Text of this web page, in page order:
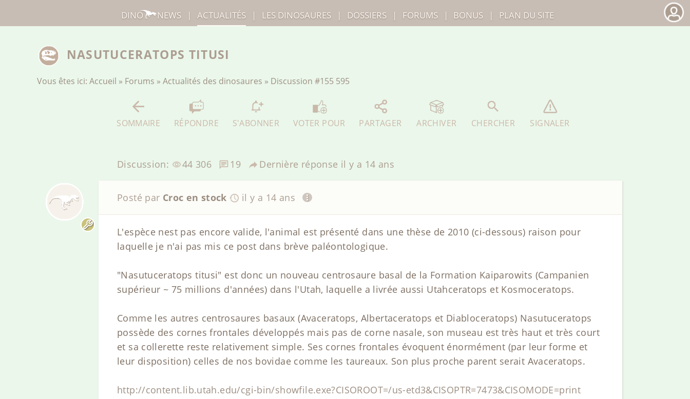
NASUTUCERATOPS TITUSI
Vous êtes ici: Accueil » Forums » Actualités des dinosaures » Discussion #155 595
SOMMAIRE RÉPONDRE S'ABONNER VOTER POUR PARTAGER ARCHIVER CHERCHER SIGNALER
Discussion: 44 306 19 Dernière réponse il y a 14 ans
Posté par Croc en stock il y a 14 ans
L'espèce nest pas encore valide, l'animal est présenté dans une thèse de 2010 (ci-dessous) raison pour
laquelle je n'ai pas mis ce post dans brève paléontologique.
"Nasutuceratops titusi" est donc un nouveau centrosaure basal de la Formation Kaiparowits (Campanien
supérieur ~ 75 millions d'années) dans l'Utah, laquelle a livrée aussi Utahceratops et Kosmoceratops.
Comme les autres centrosaures basaux (Avaceratops, Albertaceratops et Diabloceratops) Nasutuceratops
possède des cornes frontales développés mais pas de corne nasale, son museau est très haut et très court
et sa collerette reste relativement simple. Ses cornes frontales évoquent énormément (par leur forme et
leur disposition) celles de nos bovidae comme les taureaux. Son plus proche parent serait Avaceratops.
http://content.lib.utah.edu/cgi-bin/showfile.exe?CISOROOT=/us-etd3&CISOPTR=7473&CISOMODE=print
DINO NEWS | ACTUALITÉS | LES DINOSAURES | DOSSIERS | FORUMS | BONUS | PLAN DU SITE